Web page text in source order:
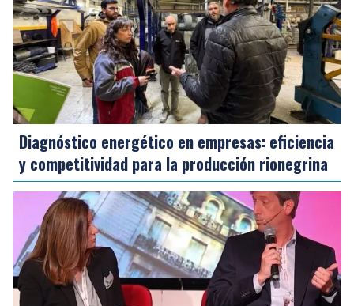
Diagnóstico energético en empresas: eficiencia
y competitividad para la producción rionegrina